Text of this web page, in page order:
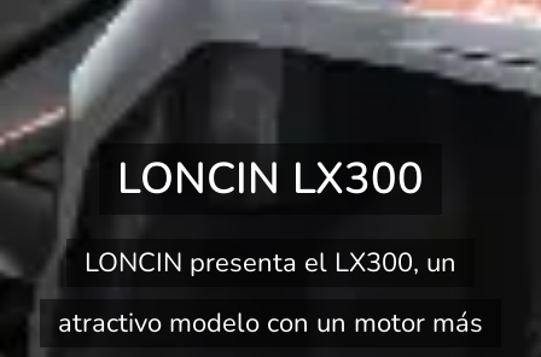
LONCIN LX300
LONCIN presenta el LX300, un
atractivo modelo con un motor más